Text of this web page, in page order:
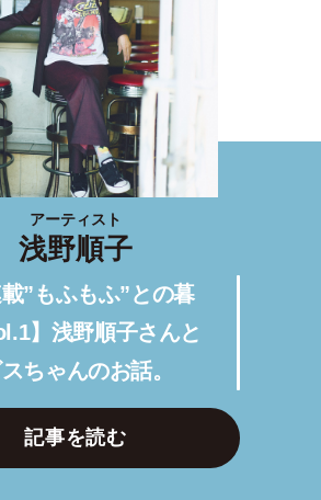
アーティスト
浅野順子
載”もふもふ”との暮
】浅野順子さんと
ちゃんのお話。
記事を読む